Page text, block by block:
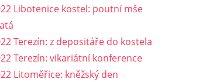
Libotenice kostel: poutní mše
Terezín: z depositáře do kostela
Terezín: vikariátní konference
Litoměřice: kněžský den